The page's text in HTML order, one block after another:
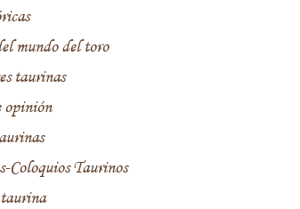
mundo del toro
taurinas
opinión
Coloquios Taurinos